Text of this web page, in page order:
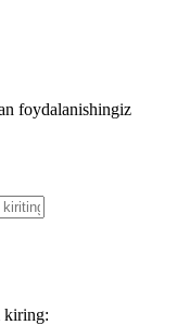
foydalanishingiz
kiring: